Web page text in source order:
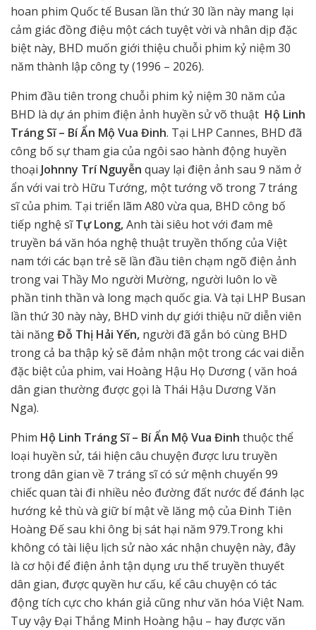
hoan phim Quốc tế Busan lần thứ 30 lần này mang lại
cảm giác đồng điệu một cách tuyệt vời và nhân dịp đặc
biệt này, BHD muốn giới thiệu chuỗi phim kỷ niệm 30
năm thành lập công ty (1996 – 2026).
Phim đầu tiên trong chuỗi phim kỷ niệm 30 năm của
BHD là dự án phim điện ảnh huyền sử võ thuật Hộ Linh
Tráng Sĩ – Bí Ẩn Mộ Vua Đinh. Tại LHP Cannes, BHD đã
công bố sự tham gia của ngôi sao hành động huyền
thoại Johnny Trí Nguyễn quay lại điện ảnh sau 9 năm ở
ẩn với vai trò Hữu Tướng, một tướng võ trong 7 tráng
sĩ của phim. Tại triển lãm A80 vừa qua, BHD công bố
tiếp nghệ sĩTự Long,Anh tài siêu hot với đam mê
truyền bá văn hóa nghệ thuật truyền thống của Việt
nam tới các bạn trẻ sẽ lần đầu tiên chạm ngõ điện ảnh
trong vai Thầy Mo người Mường, người luôn lo về
phần tinh thần và long mạch quốc gia. Và tại LHP Busan
lần thứ 30 này này, BHD vinh dự giới thiệu nữ diễn viên
tài năngĐỗ Thị Hải Yến, người đã gắn bó cùng BHD
trong cả ba thập kỷsẽ đảm nhận một trong các vai diễn
đặc biệt của phim, vai Hoàng Hậu Họ Dương ( văn hoá
dân gian thường được gọi là Thái Hậu Dương Văn
Nga).
Phim Hộ Linh Tráng Sĩ – Bí Ẩn Mộ Vua Đinh thuộc thể
loại huyền sử, tái hiện câu chuyện được lưu truyền
trong dân gian về 7 tráng sĩ có sứ mệnh chuyển 99
chiếc quan tài đi nhiều nẻo đường đất nước để đánh lạc
hướng kẻ thù và giữ bí mật về lăng mộ của Đinh Tiên
Hoàng Đế sau khi ông bị sát hại năm 979.Trong khi
không có tài liệu lịch sử nào xác nhận chuyện này, đây
là cơ hội để điện ảnh tận dụng ưu thế truyền thuyết
dân gian, được quyền hư cấu, kể câu chuyện có tác
động tích cực cho khán giả cũng như văn hóa Việt Nam.
Tuy vậy Đại Thắng Minh Hoàng hậu – hay được văn